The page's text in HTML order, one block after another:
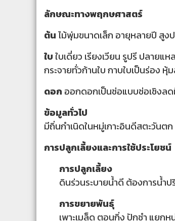
ลักษณะทางพฤกษศาสตร์
ต้นไม้พุ่มขนาดเล็ก อายุหลายปี สูง
ใบใบเดี่ยว เรียงเวียน รูปรี ปลายแ
กระจายทั่วก้านใบ กาบใบเป็นร่อง หุ้
ดอก ออกดอกเป็นช่อแบบช่อเชิงล
ข้อมูลทั่วไป
มีถิ่นกำเนิดในหมู่เกาะอินดีสตะวันตก
การปลูกเลี้ยงและการใช้ประโยชน์
การปลูกเลี้ยง
ดินร่วนระบายน้ำดี ต้องการน้ำ
การขยายพันธุ์
เพาะเมล็ด ตอนกิ่ง ปักชำ แยกห